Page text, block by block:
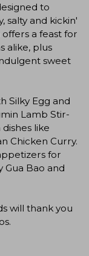
to
salty and kickin'
a feast for
alike, plus
sweet
Silky Egg and
Lamb Stir-
like
Chicken Curry.
for
Bao and
will thank you